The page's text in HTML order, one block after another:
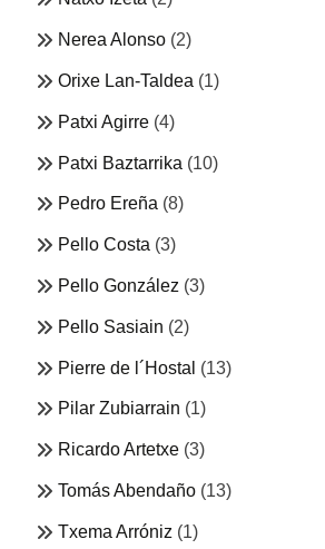
Nerea Alonso (2)
Orixe Lan-Taldea (1)
Patxi Agirre (4)
Patxi Baztarrika (10)
Pedro Ereña (8)
Pello Costa (3)
Pello González (3)
Pello Sasiain (2)
Pierre de l´Hostal (13)
Pilar Zubiarrain (1)
Ricardo Artetxe (3)
Tomás Abendaño (13)
Txema Arróniz (1)